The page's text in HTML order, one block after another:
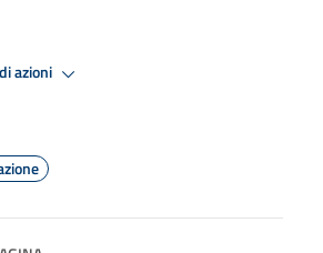
azioni